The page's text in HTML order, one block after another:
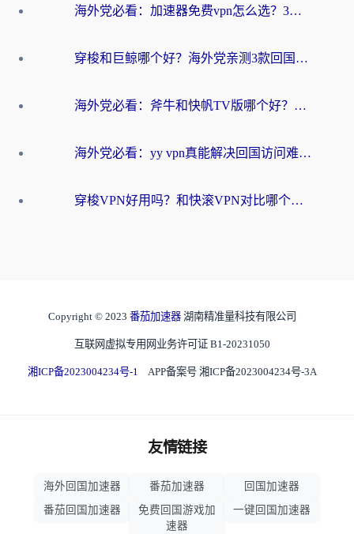
海外党必看：加速器免费vpn怎么选？3步教你无缝访问国内资源
穿梭和巨鲸哪个好？海外党亲测3款回国加速器，教你避开90%的坑
海外党必看：斧牛和快帆TV版哪个好？3分钟选对回国加速器，无缝刷B站、追热剧
海外党必看：yy vpn真能解决回国访问难题？附云极initap测评+免费方案对比
穿梭VPN好用吗？和快滚VPN对比哪个回国效果更好？海外党选回国加速器必看指南
Copyright © 2023 番茄加速器 湖南精准量科技有限公司
互联网虚拟专用网业务许可证 B1-20231050
湘ICP备2023004234号-1 APP备案号 湘ICP备2023004234号-3A
友情链接
海外回国加速器 番茄加速器
回国加速器
番茄回国加速器
免费回国游戏加
速器
一键回国加速器